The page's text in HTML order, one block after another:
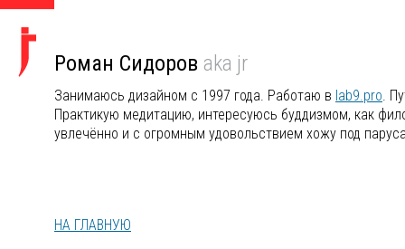
Роман Сидоров aka jr
Занимаюсь дизайном с 1997 года. Работаю в lab9.pro.
Практикую медитацию, интересуюсь буддизмом, как
увлечённо и с огромным удовольствием хожу под
НА ГЛАВНУЮ